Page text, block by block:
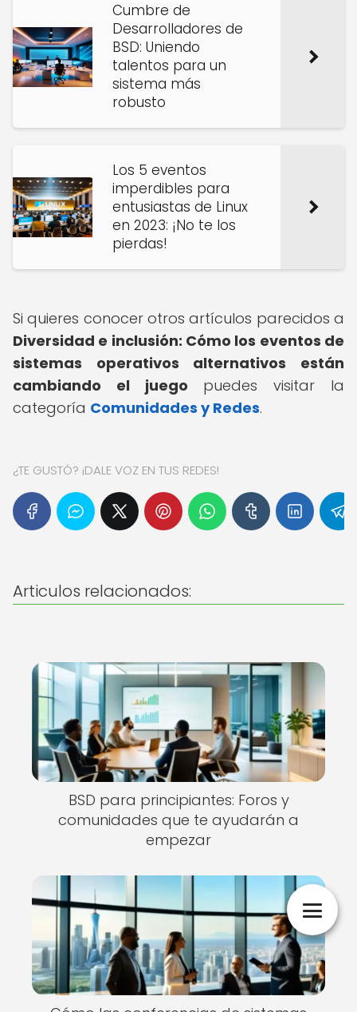
Cumbre de
Desarrolladores de
BSD: Uniendo
talentos para un
sistema más
robusto
Los 5 eventos
imperdibles para
entusiastas de Linux
en 2023: ¡No te los
pierdas!
Si quieres conocer otros artículos parecidos a
Diversidad e inclusión: Cómo los eventos de
sistemas operativos alternativos están
cambiando el juego puedes visitar la
categoría Comunidades y Redes.
¿TE GUSTÓ? ¡DALE VOZ EN TUS REDES!
Articulos relacionados:
BSD para principiantes: Foros y
comunidades que te ayudarán a
empezar